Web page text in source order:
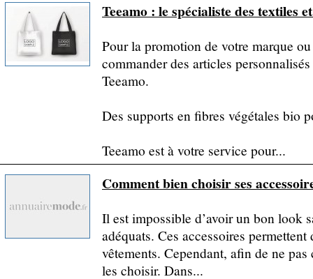
Teeamo : le spécialiste des textiles
Pour la promotion de votre marque
commander des articles
Teeamo.
Des supports en fibres végétales bio
Teeamo est à votre service pour...
Comment bien choisir ses
Il est impossible d’avoir un bon look
adéquats. Ces accessoires
vêtements. Cependant, afin de ne
les choisir. Dans...